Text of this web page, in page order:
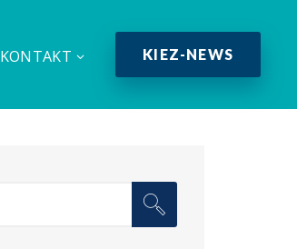
KONTAKT KIEZ-NEWS